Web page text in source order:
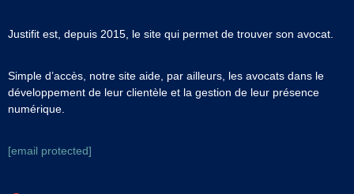
Justifit est, depuis 2015, le site qui permet de trouver son avocat.
Simple d’accès, notre site aide, par ailleurs, les avocats dans le
développement de leur clientèle et la gestion de leur présence
numérique.
[email protected]